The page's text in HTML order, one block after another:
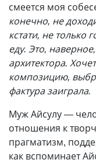
смеется моя
конечно, не
кстати, не только
еду. Это,
архитектора.
композицию,
фактура заиграла.
Муж Айсулу—
отношения к
прагматизм,
как вспоминает